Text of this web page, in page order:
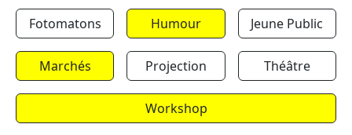
Fotomatons Humour Jeune Public
Marchés Projection Théâtre
Workshop